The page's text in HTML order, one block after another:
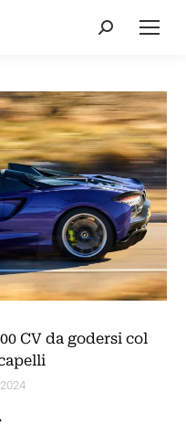
Cerca:
CV da godersi col